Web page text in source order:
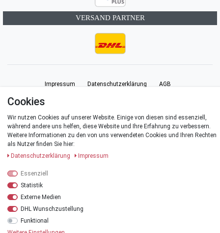
VERSAND PARTNER
Impressum Daten­schutz­erklärung AGB
Kontakt
**Versandkostenfrei innerhalb Deutschlands ab einem Warenwert von 20 €
Cookies
Wir nutzen Cookies auf unserer Website. Einige von diesen sind essenziell,
während andere uns helfen, diese Website und Ihre Erfahrung zu verbessern.
Weitere Informationen zu den von uns verwendeten Cookies und Ihren Rechten
als Nutzer finden Sie hier:
Daten­schutz­erklärung
Impressum
Essenziell
Statistik
Externe Medien
DHL Wunschzustellung
Funktional